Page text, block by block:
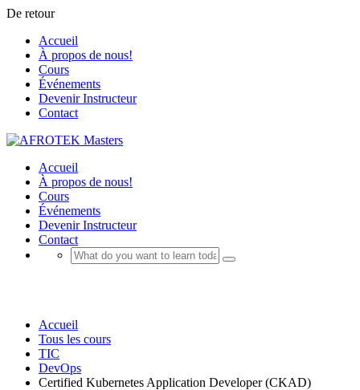
De retour
Accueil
À propos de nous!
Cours
Événements
Devenir Instructeur
Contact
Accueil
À propos de nous!
Cours
Événements
Devenir Instructeur
Contact
Accueil
Tous les cours
TIC
DevOps
Certified Kubernetes Application Developer (CKAD)